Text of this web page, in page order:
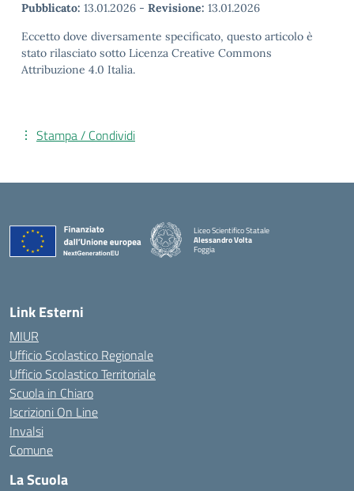
Pubblicato: 13.01.2026 - Revisione: 13.01.2026
Eccetto dove diversamente specificato, questo articolo è
stato rilasciato sotto Licenza Creative Commons
Attribuzione 4.0 Italia.
Stampa / Condividi
Liceo Scientifico Statale
Alessandro Volta
Foggia
— Visita la pagina iniziale della scuola
Link Esterni
MIUR
Ufficio Scolastico Regionale
Ufficio Scolastico Territoriale
Scuola in Chiaro
Iscrizioni On Line
Invalsi
Comune
La Scuola